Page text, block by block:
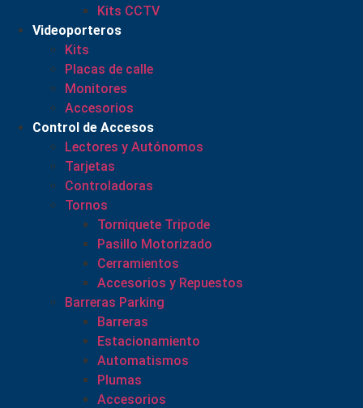
Kits CCTV
Videoporteros
Kits
Placas de calle
Monitores
Accesorios
Control de Accesos
Lectores y Autónomos
Tarjetas
Controladoras
Tornos
Torniquete Tripode
Pasillo Motorizado
Cerramientos
Accesorios y Repuestos
Barreras Parking
Barreras
Estacionamiento
Automatismos
Plumas
Accesorios